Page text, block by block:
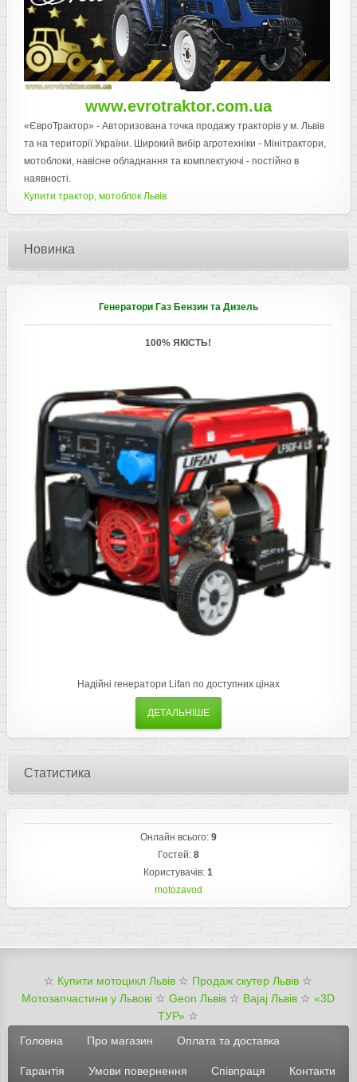
www.evrotraktor.com.ua
«ЄвроТрактор» - Авторизована точка продажу тракторів у м. Львів
та на території України. Широкий вибір агротехніки - Мінітрактори,
мотоблоки, навісне обладнання та комплектуючі - постійно в
наявності.
Купити трактор, мотоблок Львів
Новинка
Генератори Газ Бензин та Дизель
100% ЯКІСТЬ!
Надійні генератори Lifan по доступних цінах
ДЕТАЛЬНІШЕ
Статистика
Онлайн всього: 9
Гостей: 8
Користувачів:1
motozavod
☆ Купити мотоцикл Львів ☆ Продаж скутер Львів ☆
Мотозапчастини у Львові ☆Geon Львів ☆ Bajaj Львів ☆«3D
ТУР» ☆
Головна
Про магазин Оплата та доставка
Гарантія Умови повернення Співпраця Контакти